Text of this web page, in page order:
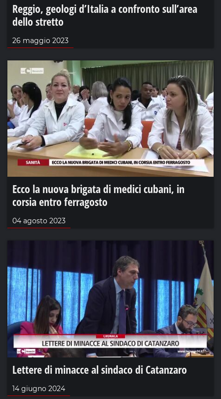
Reggio, geologi d’Italia a confronto sull’area
dello stretto
26 maggio 2023
Ecco la nuova brigata di medici cubani, in
corsia entro ferragosto
04 agosto 2023
Lettere di minacce al sindaco di Catanzaro
14 giugno 2024